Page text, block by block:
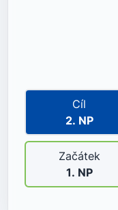
Cíl
2. NP
Začátek
1. NP